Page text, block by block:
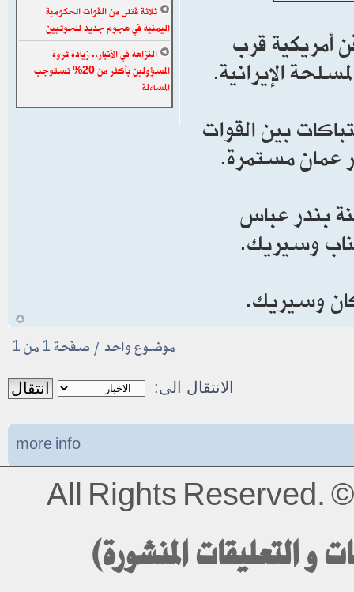
أمريكية قرب
الإيرانية.
بين القوات
عمان مستمرة.
بندر عباس
وسيريك.
وسيريك.
ثلاثة قتلى من القوات الحكومية
اليمنية في هجوم جديد للحوثيين
النزاهة في الأنبار.. زيادة ثروة
المسؤولين بأكثر من 20% تستوجب
المساءلة
موضوع واحد • صفحة1من1
الانتقال الى:
more info
All Rights Reserved.